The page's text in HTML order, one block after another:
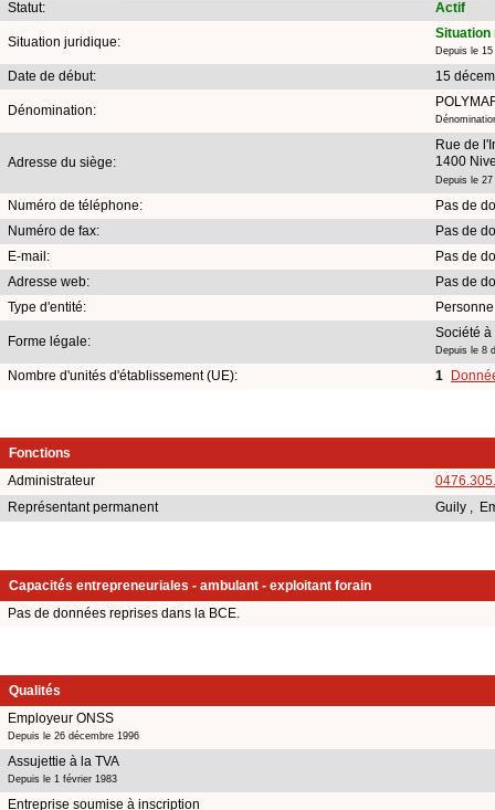
Statut:
Actif
Situation juridique:
Situation
Depuis le
Date de début: 15
Dénomination:
Adresse du siège:
Rue de
1400
Depuis le
Numéro de téléphone:
Pas de
Numéro de fax:
Pas de
E-mail:
Pas de
Adresse web:
Pas de
Type d'entité:
Forme légale:
Société
Depuis le 8
Nombre d'unités d'établissement (UE): 1
Fonctions
Administrateur
Représentant permanent
Guily ,
Capacités entrepreneuriales - ambulant - exploitant forain
Pas de données reprises dans la BCE.
Qualités
Employeur ONSS
Depuis le 26 décembre 1996
Assujettie à la TVA
Depuis le 1 février 1983
Entreprise soumise à inscription